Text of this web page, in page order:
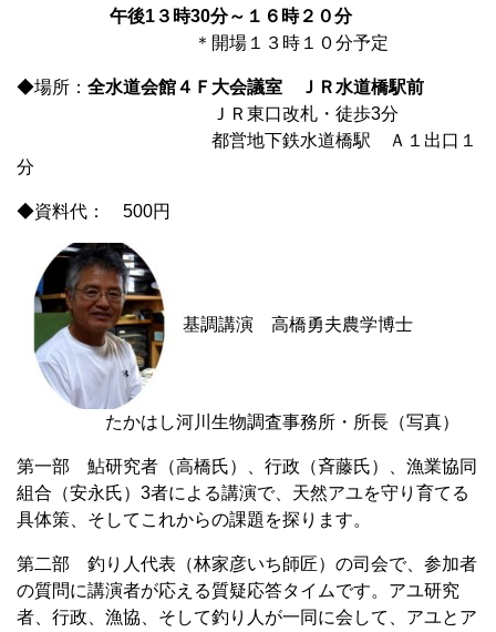
午後1３時30分～１６時２０分
＊開場１３時１０分予定
◆場所： 全水道会館４Ｆ大会議室 ＪＲ水道橋駅前
ＪＲ東口改札・徒歩3分
都営地下鉄水道橋駅 Ａ１出口１
分
◆資料代： 500円
基調講演 高橋勇夫農学博士
たかはし河川生物調査事務所・所長（写真）
第一部 鮎研究者（高橋氏）、行政（斉藤氏）、漁業協同
組合（安永氏）3者による講演で、天然アユを守り育てる
具体策、そしてこれからの課題を探ります。
第二部 釣り人代表（林家彦いち師匠）の司会で、参加者
の質問に講演者が応える質疑応答タイムです。アユ研究
者、行政、漁協、そして釣り人が一同に会して、アユとア